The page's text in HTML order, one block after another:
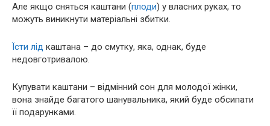
Але якщо сняться каштани (плоди) у власних руках, то
можуть виникнути матеріальні збитки.
Їсти лід каштана – до смутку, яка, однак, буде
недовготривалою.
Купувати каштани – відмінний сон для молодої жінки,
вона знайде багатого шанувальника, який буде обсипати
її подарунками.